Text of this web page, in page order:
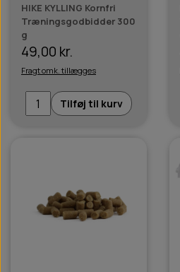
HIKE KYLLING Kornfri
Træningsgodbidder 300
g
49,00 kr.
Fragt omk. tillægges
Tilføj til kurv